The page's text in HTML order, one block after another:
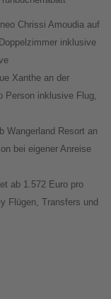
Chrissi Amoudia auf
inklusive
Xanthe an der
Person inklusive Flug,
Wangerland Resort an
bei eigener Anreise
ab 1.572 Euro pro
Flügen, Transfers und